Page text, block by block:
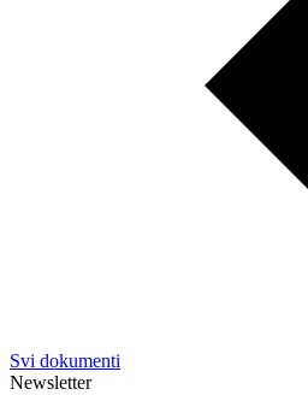
Svi dokumenti
Newsletter